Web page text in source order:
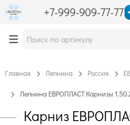
+7-999-909-77-77
Главная Лепнина Россия
Лепнина ЕВРОПЛАСТ Карнизы
Карниз